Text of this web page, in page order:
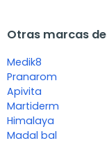
Otras marcas
Medik8
Pranarom
Apivita
Martiderm
Himalaya
Madal bal